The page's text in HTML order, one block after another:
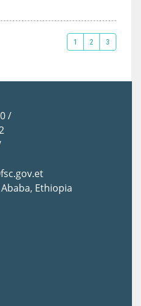
1 2 3
/
Ethiopia